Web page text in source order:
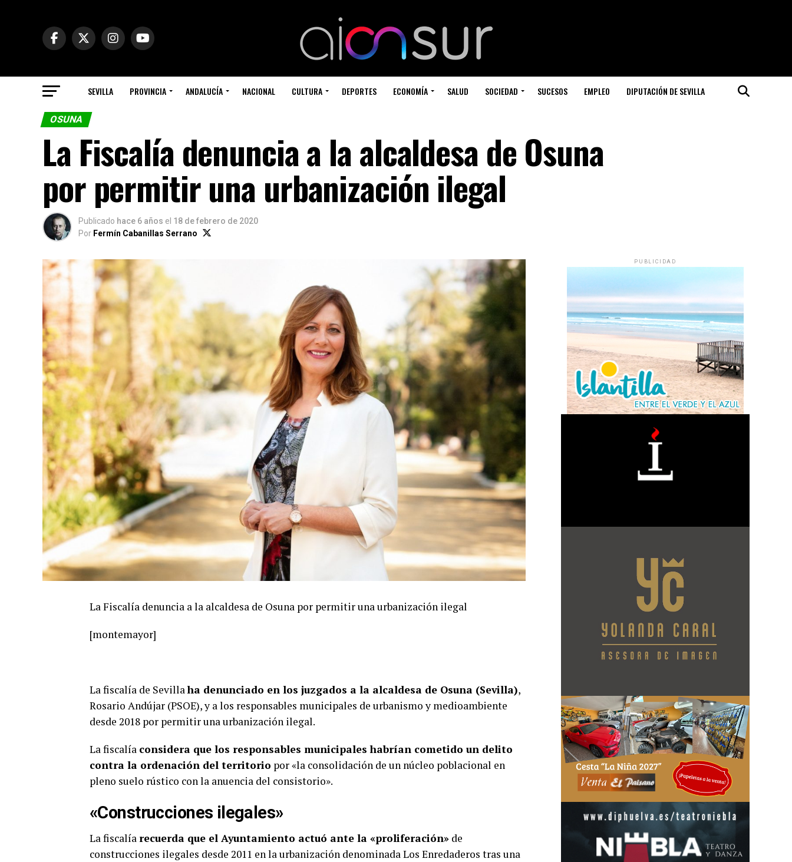
SEVILLA PROVINCIA ANDALUCÍA NACIONAL CULTURA DEPORTES ECONOMÍA SALUD SOCIEDAD SUCESOS EMPLEO DIPUTACIÓN DE SEVILLA
OSUNA
La Fiscalía denuncia a la alcaldesa de Osuna
por permitir una urbanización ilegal
Publicado hace 6 años el 18 de febrero de 2020
Por Fermín Cabanillas Serrano
La Fiscalía denuncia a la alcaldesa de Osuna por permitir una urbanización ilegal
[montemayor]
La fiscalía de Sevillaha denunciado en los juzgados a la alcaldesa de Osuna (Sevilla),
Rosario Andújar (PSOE), y a los responsables municipales de urbanismo y medioambiente
desde 2018 por permitir una urbanización ilegal.
La fiscalía considera que los responsables municipales habrían cometido un delito
contra la ordenación del territorio por «la consolidación de un núcleo poblacional en
pleno suelo rústico con la anuencia del consistorio».
«Construcciones ilegales»
La fiscalíarecuerda que el Ayuntamiento actuó ante la «proliferación» de
construcciones ilegales desde 2011 en la urbanización denominada Los Enredaderos tras una
PUBLICIDAD